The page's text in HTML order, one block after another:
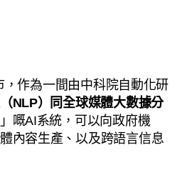
作為一間由中科院自動化研
NLP）同全球媒體大數據分
嘅AI系統，可以向政府機
內容生產、以及跨語言信息